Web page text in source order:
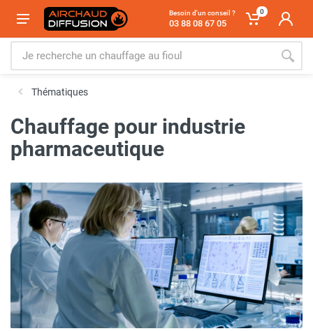
Besoin d'un conseil ?
03 88 08 67 05
0
Thématiques
Chauffage pour industrie
pharmaceutique